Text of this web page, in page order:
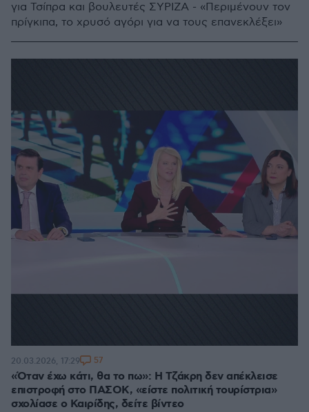
για Τσίπρα και βουλευτές ΣΥΡΙΖΑ - «Περιμένουν τον
πρίγκιπα, το χρυσό αγόρι για να τους επανεκλέξει»
«Όταν έχω κάτι, θα το πω»: Η Τζάκρη δεν απέκλεισε
επιστροφή στο ΠΑΣΟΚ, «είστε πολιτική τουρίστρια»
σχολίασε ο Καιρίδης, δείτε βίντεο
20.03.2026, 17:29 57